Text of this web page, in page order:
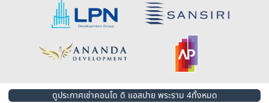
ดูประกาศเช่าคอนโด ดิ แอสปาย พระราม 4ทั้งหมด